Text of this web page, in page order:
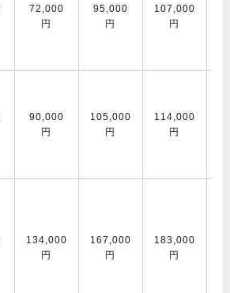
72,000
円
95,000
円
107,000
円
90,000
円
105,000
円
114,000
円
134,000
円
167,000
円
183,000
円